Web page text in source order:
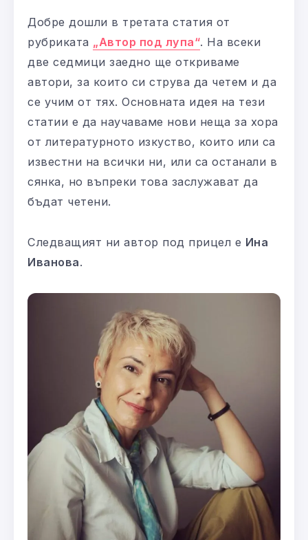
Добре дошли в третата статия от
рубриката „Автор под лупа“. На всеки
две седмици заедно ще откриваме
автори, за които си струва да четем и да
се учим от тях. Основната идея на тези
статии е да научаваме нови неща за хора
от литературното изкуство, които или са
известни на всички ни, или са останали в
сянка, но въпреки това заслужават да
бъдат четени.
Следващият ни автор под прицел е Ина
Иванова.